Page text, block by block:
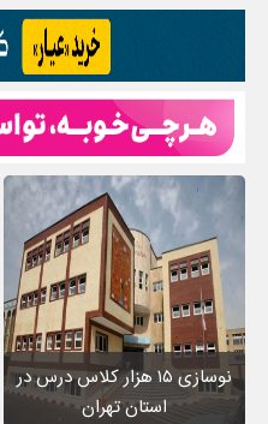
نوسازی ۱۵ هزار کلاس درس در
استان تهران